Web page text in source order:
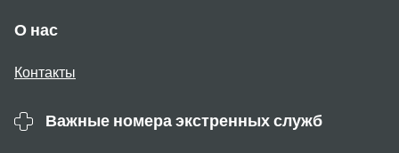
О нас
Контакты
Важные номера экстренных служб